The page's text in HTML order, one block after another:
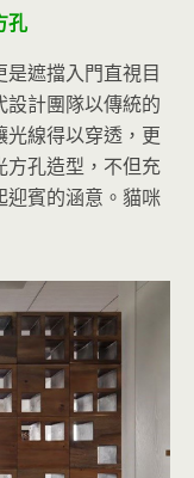
孔
遮擋入門直視目
設計團隊以傳統的
線得以穿透，更
方孔造型，不但充
迎賓的涵意。貓咪